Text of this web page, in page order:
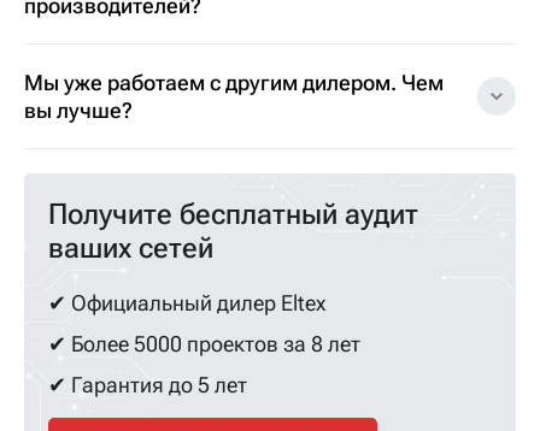
производителей?
Мы уже работаем с другим дилером. Чем
вы лучше?
Получите бесплатный аудит
ваших сетей
✔ Официальный дилер Eltex
✔ Более 5000 проектов за 8 лет
✔ Гарантия до 5 лет